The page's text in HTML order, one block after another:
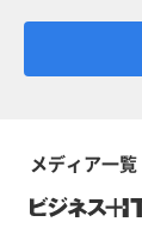
メディア一覧